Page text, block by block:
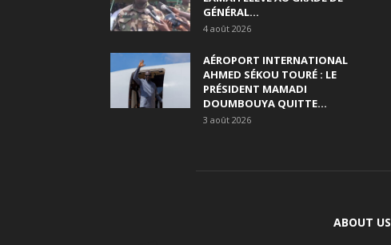
GÉNÉRAL...
4 août 2026
AÉROPORT INTERNATIONAL
AHMED SÉKOU TOURÉ : LE
PRÉSIDENT MAMADI
DOUMBOUYA QUITTE...
3 août 2026
ABOUT US